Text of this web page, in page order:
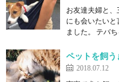
お友達夫婦と
にも会いたい
ました。 テバ
ペットを飼う
2018.07.12